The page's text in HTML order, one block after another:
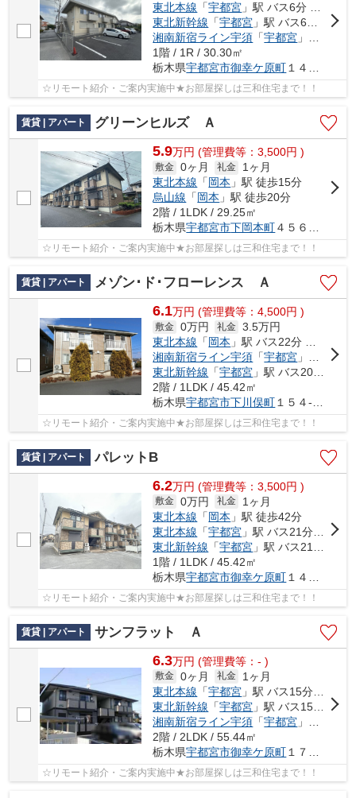
東北本線 「宇都宮 」駅 バス6分 「岩曽町」 停歩5分
東北新幹線 「宇都宮 」駅 バス6分 「岩曽町」 停歩5分
湘南新宿ライン宇須 「宇都宮 」駅 バス6分 「岩曽町」 停歩5分
1階 / 1R / 30.30㎡
栃木県宇都宮市御幸ケ原町１４５-１７
☆リモート紹介・ご案内実施中★お部屋探しは三和住宅まで！！
賃貸 | アパート グリーンヒルズ Ａ
5.9万円 (管理費等：3,500円 )
敷金 0ヶ月 礼金
1ヶ月
東北本線 「岡本 」駅 徒歩15分
烏山線 「岡本 」駅 徒歩20分
2階 / 1LDK / 29.25㎡
栃木県宇都宮市下岡本町４５６０-３
☆リモート紹介・ご案内実施中★お部屋探しは三和住宅まで！！
賃貸 | アパート メゾン･ド･フローレンス Ａ
6.1万円 (管理費等：4,500円 )
敷金 0万円 礼金 3.5万円
東北本線 「岡本 」駅 バス22分 「前原」 停歩6分
湘南新宿ライン宇須 「宇都宮 」駅 バス20分 「前原（栃木県）」 停歩8分
東北新幹線 「宇都宮 」駅 バス20分 「前原（栃木県）」 停歩8分
2階 / 1LDK / 45.42㎡
栃木県宇都宮市下川俣町 １５４-１３
☆リモート紹介・ご案内実施中★お部屋探しは三和住宅まで！！
賃貸 | アパート パレットB
6.2万円 (管理費等：3,500円 )
敷金 0万円 礼金
1ヶ月
東北本線 「岡本 」駅 徒歩42分
東北本線 「宇都宮 」駅 バス21分 「御幸ヶ原南」
東北新幹線 「宇都宮 」駅 バス21分 「御幸ヶ原南」 停歩6分
1階 / 1LDK / 45.42㎡
栃木県宇都宮市御幸ケ原町 １４４-２１
☆リモート紹介・ご案内実施中★お部屋探しは三和住宅まで！！
賃貸 | アパート サンフラット Ａ
6.3万円 (管理費等：- )
敷金 0ヶ月 礼金
1ヶ月
東北本線 「宇都宮 」駅 バス15分 「地蔵前停」 停歩10分
東北新幹線 「宇都宮 」駅 バス15分 「地蔵前停」 停歩10分
湘南新宿ライン宇須 「宇都宮 」駅 バス15分 「地蔵前停」 停歩10分
2階 / 2LDK / 55.44㎡
栃木県宇都宮市御幸ケ原町 １７０-２２
☆リモート紹介・ご案内実施中★お部屋探しは三和住宅まで！！